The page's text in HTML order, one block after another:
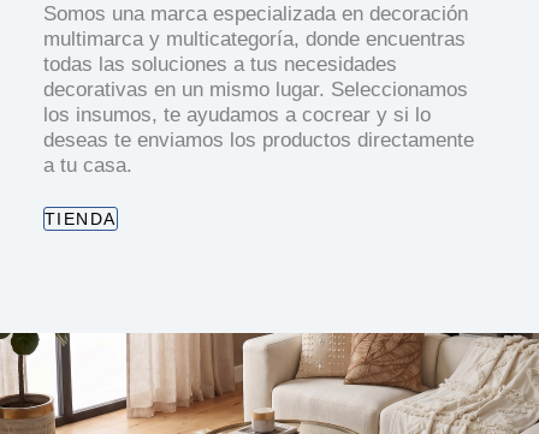
Somos una marca especializada en decoración
multimarca y multicategoría, donde encuentras
todas las soluciones a tus necesidades
decorativas en un mismo lugar. Seleccionamos
los insumos, te ayudamos a cocrear y si lo
deseas te enviamos los productos directamente
a tu casa.
TIENDA